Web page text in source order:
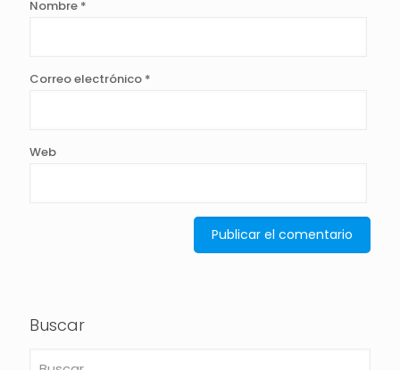
Nombre *
Correo electrónico *
Web
Buscar